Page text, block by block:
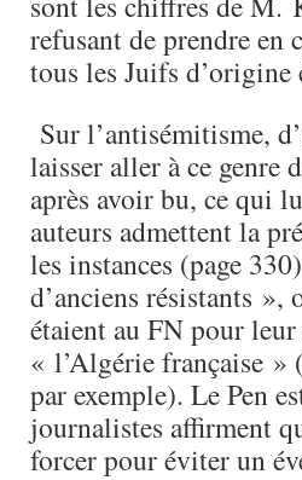
refusant de prendre en
tous les Juifs d’origine
Sur l’antisémitisme,
laisser aller à ce genre
après avoir bu, ce qui
auteurs admettent la
les instances (page
d’anciens résistants
étaient au FN pour leur
« l’Algérie française
par exemple). Le Pen
journalistes affirment
forcer pour éviter un